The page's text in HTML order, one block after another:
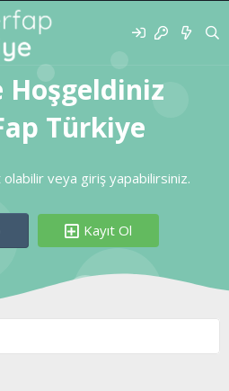
Hoşgeldiniz
Türkiye
olabilir veya giriş yapabilirsiniz.
Kayıt Ol